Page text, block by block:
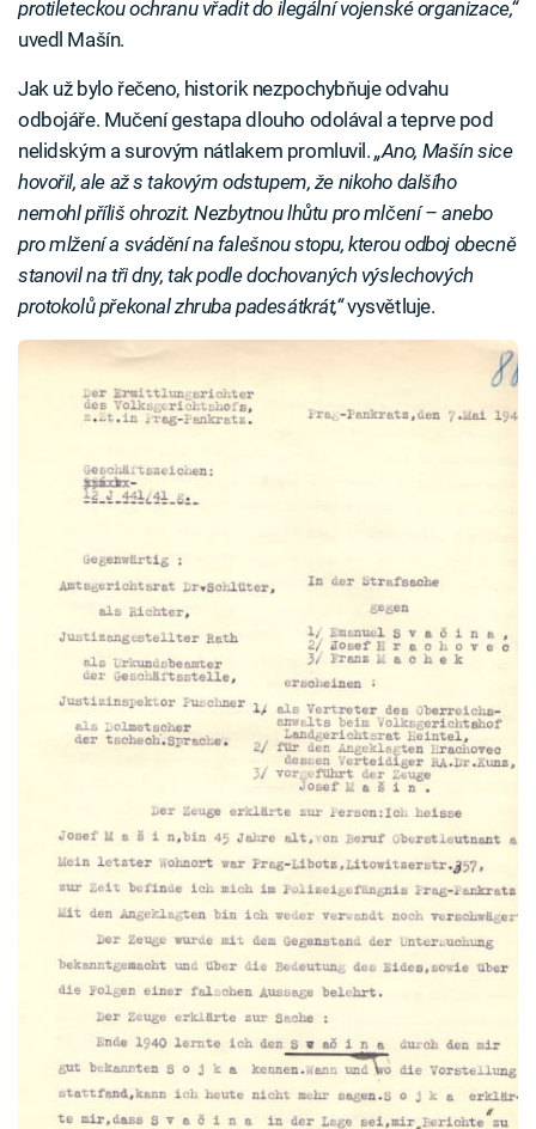
protileteckou ochranu vřadit do ilegální vojenské organizace,“
uvedl Mašín.
Jak už bylo řečeno, historik nezpochybňuje odvahu
odbojáře. Mučení gestapa dlouho odolával a teprve pod
nelidským a surovým nátlakem promluvil.„Ano, Mašín sice
hovořil, ale až s takovým odstupem, že nikoho dalšího
nemohl příliš ohrozit. Nezbytnou lhůtu pro mlčení – anebo
pro mlžení a svádění na falešnou stopu, kterou odboj obecně
stanovil na tři dny, tak podle dochovaných výslechových
protokolů překonal zhruba padesátkrát,“vysvětluje.